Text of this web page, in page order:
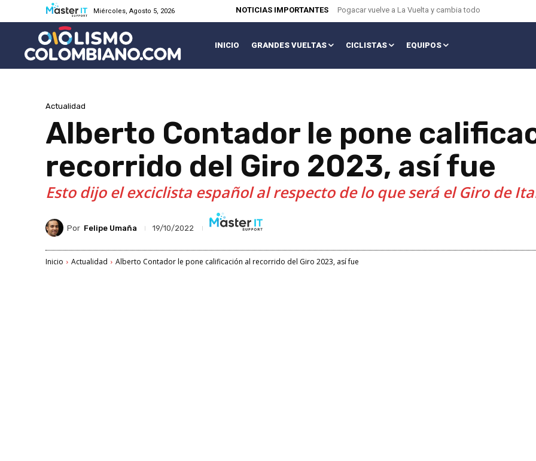
Miércoles, Agosto 5, 2026 NOTICIAS IMPORTANTES Pogacar vuelve a La Vuelta y cambia todo
INICIO GRANDES VUELTAS CICLISTAS EQUIPOS
Actualidad
Alberto Contador le pone
recorrido del Giro 2023, así fue
Esto dijo el exciclista español al respecto de lo que será el Giro de
Por Felipe Umaña 19/10/2022
Inicio Actualidad Alberto Contador le pone calificación al recorrido del Giro 2023, así fue